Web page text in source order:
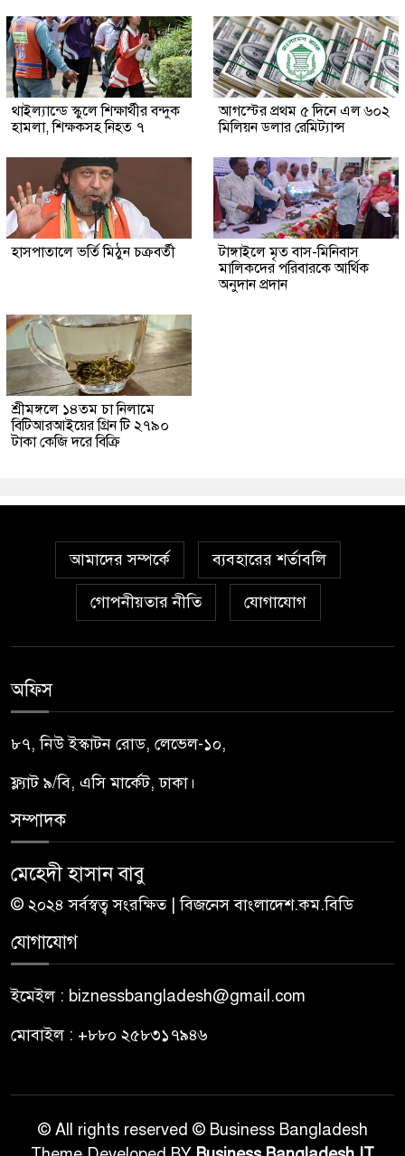
থাইল্যান্ডে স্কুলে শিক্ষার্থীর বন্দুক
হামলা, শিক্ষকসহ নিহত ৭
আগস্টের প্রথম ৫ দিনে এল ৬০২
মিলিয়ন ডলার রেমিট্যান্স
হাসপাতালে ভর্তি মিঠুন চক্রবর্তী
টাঙ্গাইলে মৃত বাস-মিনিবাস
মালিকদের পরিবারকে আর্থিক
অনুদান প্রদান
শ্রীমঙ্গলে ১৪তম চা নিলামে
বিটিআরআইয়ের গ্রিন টি ২৭৯০
টাকা কেজি দরে বিক্রি
আমাদের সম্পর্কে ব্যবহারের শর্তাবলি
গোপনীয়তার নীতি যোগাযোগ
অফিস
৮৭, নিউ ইস্কাটন রোড, লেভেল-১০,
ফ্ল্যাট ৯/বি, এসি মার্কেট, ঢাকা।
সম্পাদক
মেহেদী হাসান বাবু
© ২০২৪ সর্বস্বত্ব সংরক্ষিত | বিজনেস বাংলাদেশ.কম.বিডি
যোগাযোগ
ইমেইল : biznessbangladesh@gmail.com
মোবাইল : +৮৮০ ২৫৮৩১৭৯৪৬
© All rights reserved © Business Bangladesh